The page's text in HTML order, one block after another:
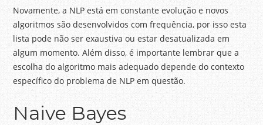
Novamente, a NLP está em constante evolução e novos
algoritmos são desenvolvidos com frequência, por isso esta
lista pode não ser exaustiva ou estar desatualizada em
algum momento. Além disso, é importante lembrar que a
escolha do algoritmo mais adequado depende do contexto
específico do problema de NLP em questão.
Naive Bayes